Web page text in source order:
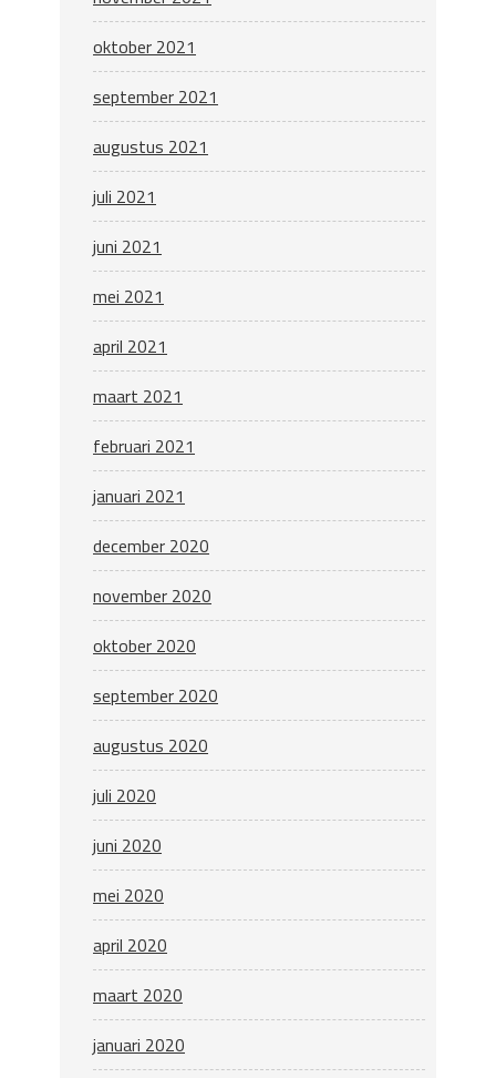
oktober 2021
september 2021
augustus 2021
juli 2021
juni 2021
mei 2021
april 2021
maart 2021
februari 2021
januari 2021
december 2020
november 2020
oktober 2020
september 2020
augustus 2020
juli 2020
juni 2020
mei 2020
april 2020
maart 2020
januari 2020